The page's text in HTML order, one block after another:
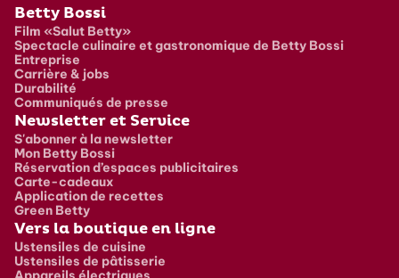
Pied de page
Betty Bossi
Film «Salut Betty»
Spectacle culinaire et gastronomique de Betty Bossi
Entreprise
Carrière & jobs
Durabilité
Communiqués de presse
Newsletter et Service
S'abonner à la newsletter
Mon Betty Bossi
Réservation d’espaces publicitaires
Carte-cadeaux
Application de recettes
Green Betty
Vers la boutique en ligne
Ustensiles de cuisine
Ustensiles de pâtisserie